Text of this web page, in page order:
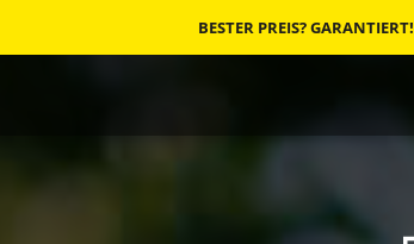
BESTER PREIS? GARANTIERT!